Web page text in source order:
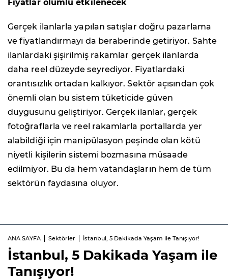
Fiyatlar olumlu etkilenecek
Gerçek ilanlarla yapılan satışlar doğru pazarlama
ve fiyatlandırmayı da beraberinde getiriyor. Sahte
ilanlardaki şişirilmiş rakamlar gerçek ilanlarda
daha reel düzeyde seyrediyor. Fiyatlardaki
orantısızlık ortadan kalkıyor. Sektör açısından çok
önemli olan bu sistem tüketicide güven
duygusunu geliştiriyor. Gerçek ilanlar, gerçek
fotoğraflarla ve reel rakamlarla portallarda yer
alabildiği için manipülasyon peşinde olan kötü
niyetli kişilerin sistemi bozmasına müsaade
edilmiyor. Bu da hem vatandaşların hem de tüm
sektörün faydasına oluyor.
ANA SAYFA Sektörler İstanbul, 5 Dakikada Yaşam ile Tanışıyor!
İstanbul, 5 Dakikada Yaşam ile
Tanışıyor!